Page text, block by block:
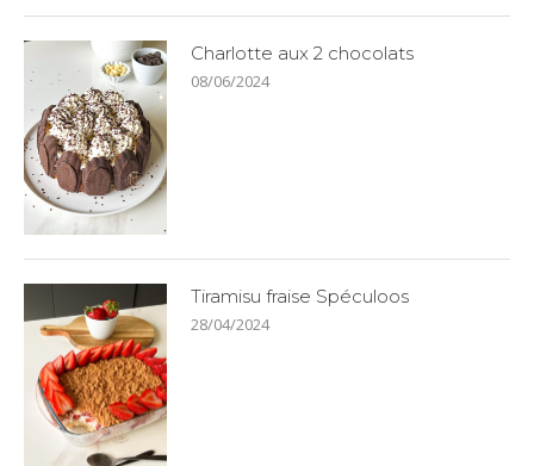
Charlotte aux 2 chocolats
08/06/2024
Tiramisu fraise Spéculoos
28/04/2024